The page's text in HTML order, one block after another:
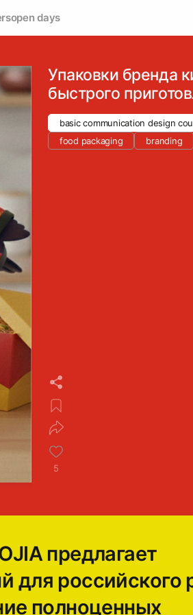
open days
Упаковки бренда
быстрого
basic communication design
food packaging
branding
5
предлагает
для российского
полноценных